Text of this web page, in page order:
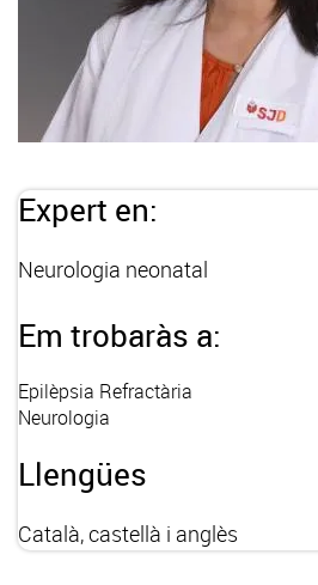
Expert en:
Neurologia neonatal
Em trobaràs a:
Epilèpsia Refractària
Neurologia
Llengües
Català, castellà i anglès